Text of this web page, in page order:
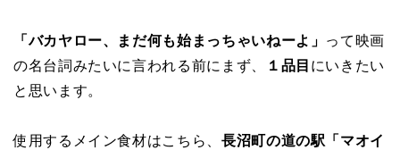
「バカヤロー、まだ何も始まっちゃいねーよ」 って映画
の名台詞みたいに言われる前にまず、
１品目 にいきたい
と思います。
使用するメイン食材はこちら、 長沼町の道の駅「マオイ